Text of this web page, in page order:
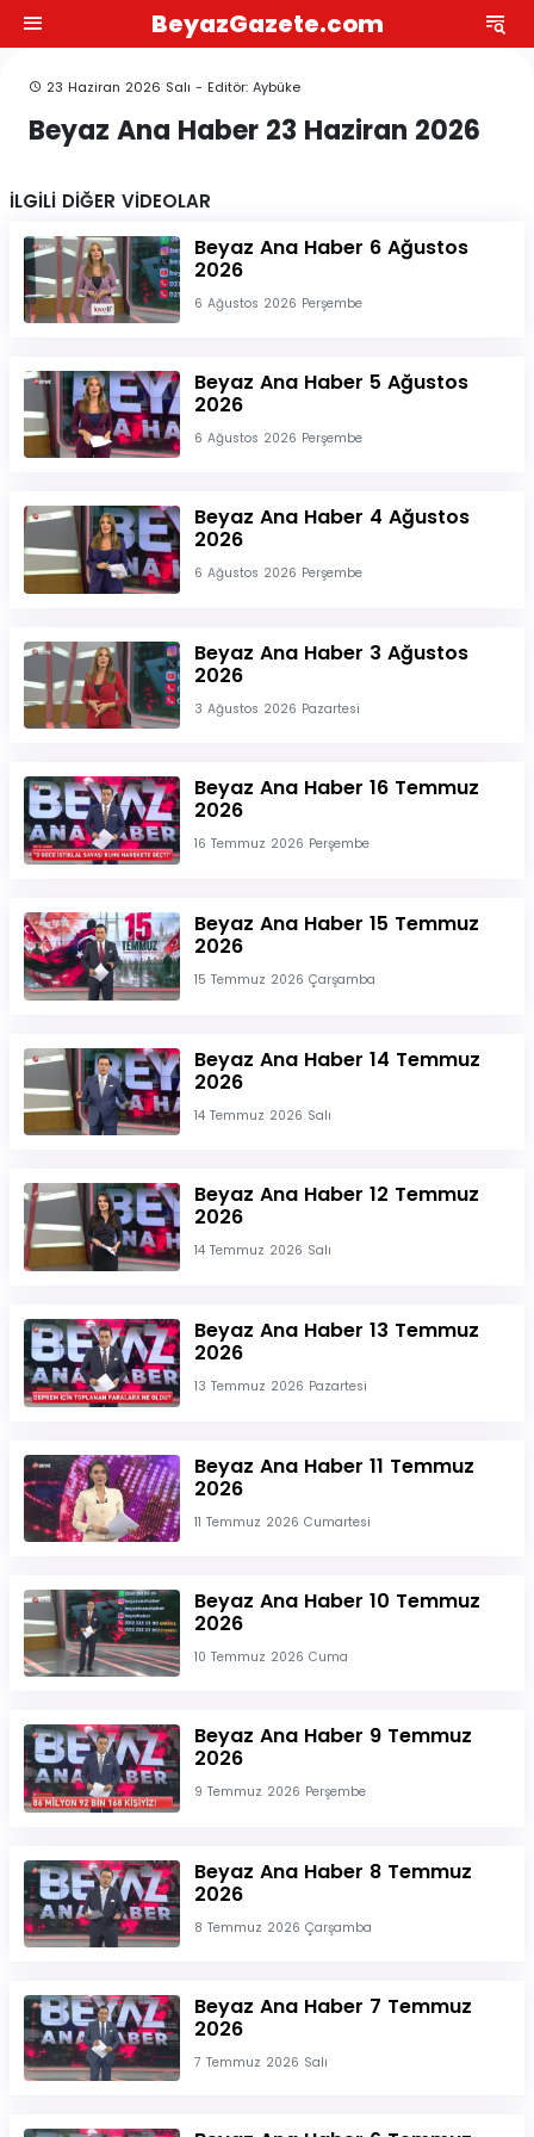
BeyazGazete.com
23 Haziran 2026 Salı - Editör: Aybüke
Beyaz Ana Haber 23 Haziran 2026
İLGİLİ DİĞER VİDEOLAR
Beyaz Ana Haber 6 Ağustos
2026
6 Ağustos 2026 Perşembe
Beyaz Ana Haber 5 Ağustos
2026
6 Ağustos 2026 Perşembe
Beyaz Ana Haber 4 Ağustos
2026
6 Ağustos 2026 Perşembe
Beyaz Ana Haber 3 Ağustos
2026
3 Ağustos 2026 Pazartesi
Beyaz Ana Haber 16 Temmuz
2026
16 Temmuz 2026 Perşembe
Beyaz Ana Haber 15 Temmuz
2026
15 Temmuz 2026 Çarşamba
Beyaz Ana Haber 14 Temmuz
2026
14 Temmuz 2026 Salı
Beyaz Ana Haber 12 Temmuz
2026
14 Temmuz 2026 Salı
Beyaz Ana Haber 13 Temmuz
2026
13 Temmuz 2026 Pazartesi
Beyaz Ana Haber 11 Temmuz
2026
11 Temmuz 2026 Cumartesi
Beyaz Ana Haber 10 Temmuz
2026
10 Temmuz 2026 Cuma
Beyaz Ana Haber 9 Temmuz
2026
9 Temmuz 2026 Perşembe
Beyaz Ana Haber 8 Temmuz
2026
8 Temmuz 2026 Çarşamba
Beyaz Ana Haber 7 Temmuz
2026
7 Temmuz 2026 Salı